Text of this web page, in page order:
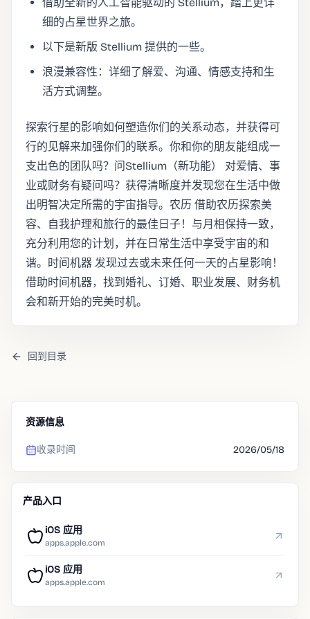
细的占星世界之旅。
以下是新版 Stellium 提供的一些。
浪漫兼容性：详细了解爱、沟通、情感支持和生
活方式调整。
探索行星的影响如何塑造你们的关系动态，并获得可
行的见解来加强你们的联系。你和你的朋友能组成一
支出色的团队吗？问Stellium（新功能） 对爱情、事
业或财务有疑问吗？获得清晰度并发现您在生活中做
出明智决定所需的宇宙指导。农历 借助农历探索美
容、自我护理和旅行的最佳日子！与月相保持一致，
充分利用您的计划，并在日常生活中享受宇宙的和
谐。时间机器 发现过去或未来任何一天的占星影响！
借助时间机器，找到婚礼、订婚、职业发展、财务机
会和新开始的完美时机。
回到目录
资源信息
收录时间 2026/05/18
产品入口
iOS 应用
apps.apple.com
iOS 应用
apps.apple.com